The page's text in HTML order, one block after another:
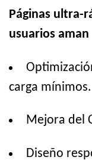
Páginas ultra-
usuarios aman
carga mínimos.
Mejora del
Diseño